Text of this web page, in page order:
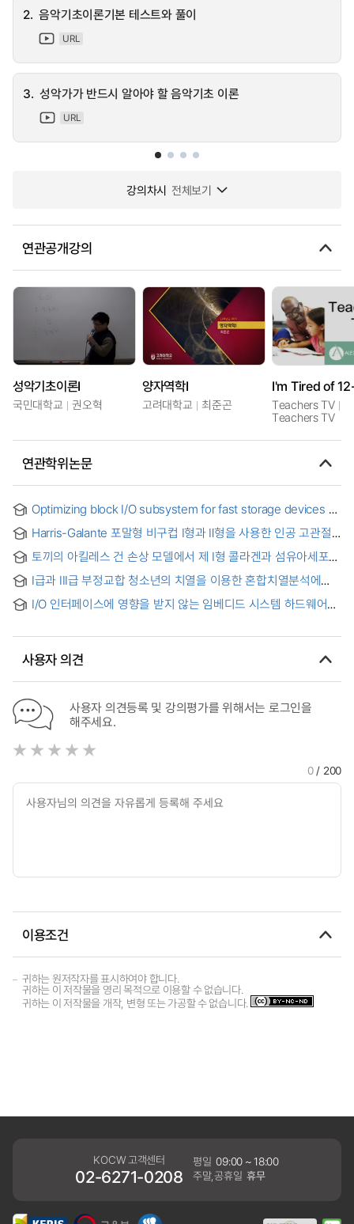
2. 음악기초이론기본 테스트와 풀이
URL
3. 성악가가 반드시 알아야 할 음악기초 이론
URL
강의차시 전체보기
연관공개강의
성악기초이론I
국민대학교 권오혁
양자역학I
고려대학교 최준곤
Teachers TV
Teachers TV
연관학위논문
Optimizing block I/O subsystem for fast storage devices
Harris-Galante 포말형 비구컵 Ⅰ형과 Ⅱ형을 사용한 인공 고관절
전치환술의 임상적 및 방사선학적 비교 분석 = Comparative
Clinical and Raiologic Analysis of Cementless Harris-
Galante I and II Porous- coated Acetabular Components
토끼의 아킬레스 건 손상 모델에서 제 I형 콜라겐과 섬유아세포
성장 인자의 효과 = Effect of type I collagen and basic
fibroblast growth factor on the healing of the rabbit's
achilles tendon injury
I급과 III급 부정교합 청소년의 치열을 이용한 혼합치열분석에
관한 연구 = (A)study for mixed dentition analysis using
dentition of the adolescent with Class I and III
I/O 인터페이스에 영향을 받지 않는 임베디드 시스템 하드웨어
Hardware Platform Not-Affected I/O Devices Interface
사용자 의견
사용자 의견등록 및 강의평가를 위해서는 로그인을
해주세요.
0/ 200
이용조건
귀하는 원저작자를 표시하여야 합니다.
귀하는 이 저작물을 영리 목적으로 이용할 수 없습니다.
귀하는 이 저작물을 개작, 변형 또는 가공할 수 없습니다.
KOCW 고객센터
02-6271-0208
평일 09:00 ~ 18:00
주말,공휴일 휴무